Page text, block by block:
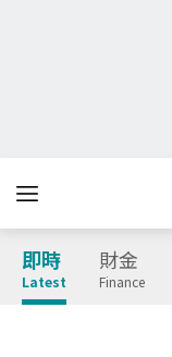
即時
Latest
財金
Finance